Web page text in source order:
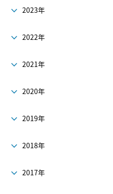
2023年
2022年
2021年
2020年
2019年
2018年
2017年